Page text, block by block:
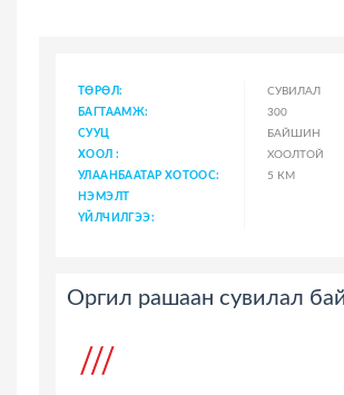
ТӨРӨЛ:
СУВИЛАЛ
БАГТААМЖ:
300
СУУЦ
БАЙШИН
ХООЛ :
ХООЛТОЙ
УЛААНБААТАР ХОТООС:
5 КМ
НЭМЭЛТ
ҮЙЛЧИЛГЭЭ:
Оргил рашаан сувилал